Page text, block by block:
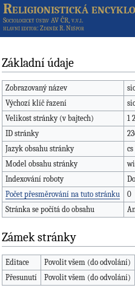
Religionistická
Sociologický ústav AV ČR, v.v.i.
hlavní editor: Zdeněk R. Nešpor
Základní údaje
Zobrazovaný název
Výchozí klíč řazení
Velikost stránky (v bajtech)
1
ID stránky
Jazyk obsahu stránky
Model obsahu stránky
Indexování roboty
Počet přesměrování na tuto stránku
0
Stránka se počítá do obsahu
Zámek stránky
Editace
Povolit všem (do odvolání)
Přesunutí
Povolit všem (do odvolání)